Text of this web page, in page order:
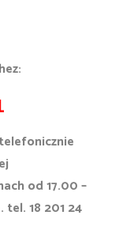
od 17.00 –
18 201 24